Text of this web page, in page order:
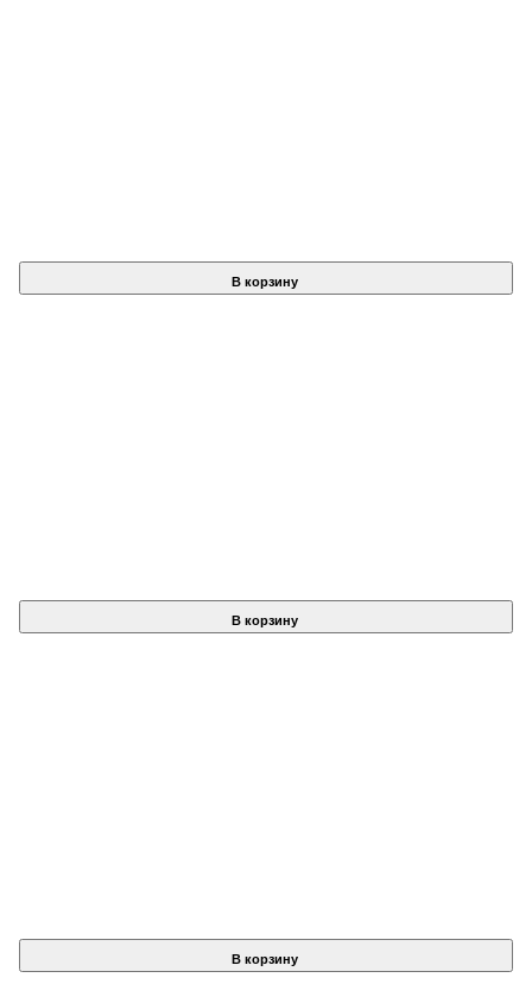
В корзину
В корзину
В корзину